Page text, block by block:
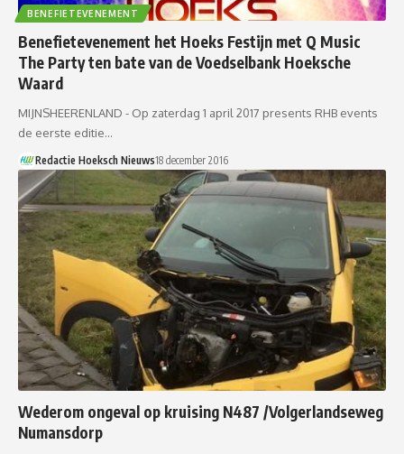
BENEFIETEVENEMENT
Benefietevenement het Hoeks Festijn met Q Music
The Party ten bate van de Voedselbank Hoeksche
Waard
MIJNSHEERENLAND - Op zaterdag 1 april 2017 presents RHB events
de eerste editie…
Redactie Hoeksch Nieuws18 december 2016
Wederom ongeval op kruising N487 /Volgerlandseweg
Numansdorp